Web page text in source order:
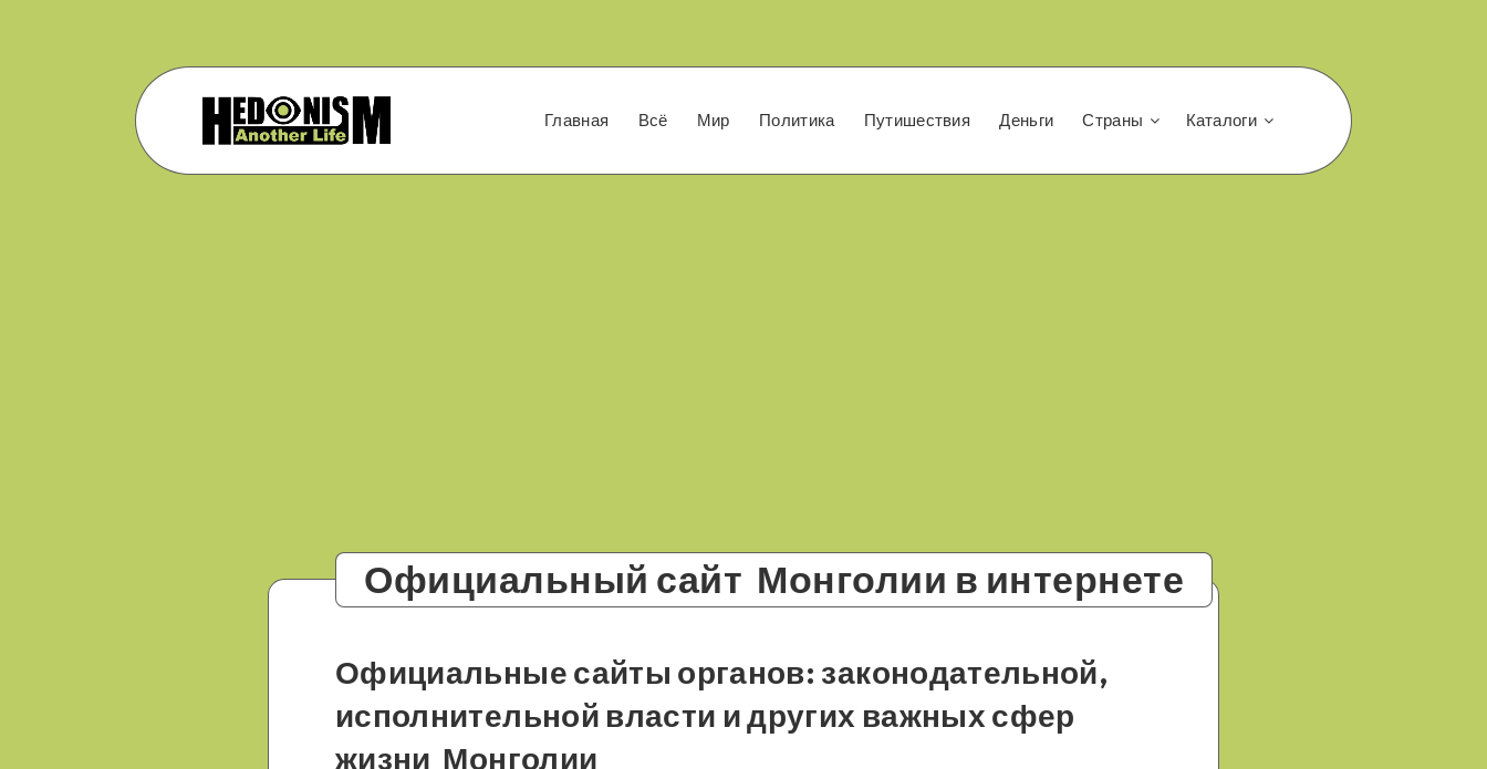
Главная Всё Мир Политика Путишествия Деньги Страны Каталоги
Официальный сайт Монголии в интернете
Официальные сайты органов: законодательной,
исполнительной власти и других важных сфер
жизни Монголии